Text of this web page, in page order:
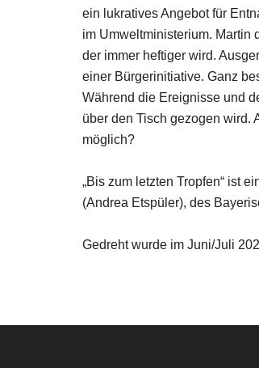
ein lukratives Angebot für
im Umweltministerium. Martin
der immer heftiger wird.
einer Bürgerinitiative. Ganz
Während die Ereignisse und
über den Tisch gezogen wird.
möglich?
„Bis zum letzten Tropfen“ ist
(Andrea Etspüler), des
Gedreht wurde im Juni/Juli